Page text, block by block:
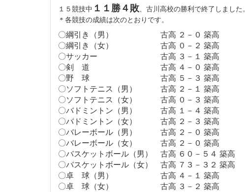
１５競技中 １１勝４敗 、古川高校の勝利で終了しました。
＊各競技の成績は次のとおりです。
〇綱引き（男） 古高 ２－０ 築高
〇綱引き（女） 古高 ０－２ 築高
〇サッカー 古高 ３－１ 築高
〇剣 道 古高 ４－０ 築高
〇野 球 古高 ５－３ 築高
〇ソフトテニス（男） 古高 ２－１ 築高
〇ソフトテニス（女） 古高 ０－３ 築高
〇バドミントン（男） 古高 １－４ 築高
〇バドミントン（女） 古高 ２－３ 築高
〇バレーボール（男） 古高 ２－０ 築高
〇バレーボール（女） 古高 ２－０ 築高
〇バスケットボール（男） 古高 ６０－５４ 築高
〇バスケットボール（女） 古高 ７３－３２ 築高
〇卓 球（男） 古高 ４－１ 築高
〇卓 球（女） 古高 ３－２ 築高